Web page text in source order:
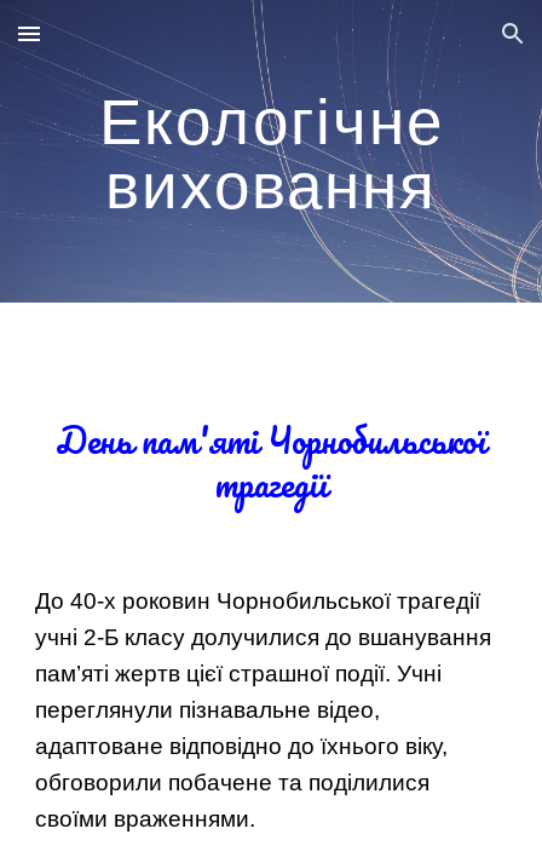
Skip to main content Skip to navigation
Екологічне
виховання
День пам'яті Чорнобильської
трагедії
До 40-х роковин Чорнобильської трагедії
учні 2-Б класу долучилися до вшанування
пам’яті жертв цієї страшної події. Учні
переглянули пізнавальне відео,
адаптоване відповідно до їхнього віку,
обговорили побачене та поділилися
своїми враженнями.